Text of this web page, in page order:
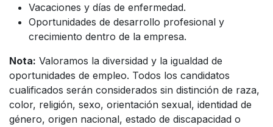
Vacaciones y días de enfermedad.
Oportunidades de desarrollo profesional y
crecimiento dentro de la empresa.
Nota: Valoramos la diversidad y la igualdad de
oportunidades de empleo. Todos los candidatos
cualificados serán considerados sin distinción de raza,
color, religión, sexo, orientación sexual, identidad de
género, origen nacional, estado de discapacidad o